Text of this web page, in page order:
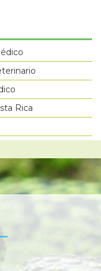
Rica